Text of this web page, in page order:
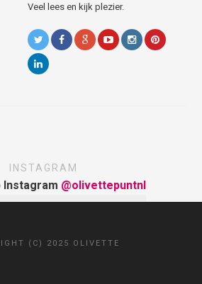
Veel lees en kijk plezier.
INSTAGRAM
Instagram @olivettepuntnl
(C) 2025 OLIVETTE